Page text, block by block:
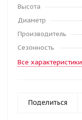
Высота
Диаметр
Производитель
Сезонность
Все характеристики
Поделиться